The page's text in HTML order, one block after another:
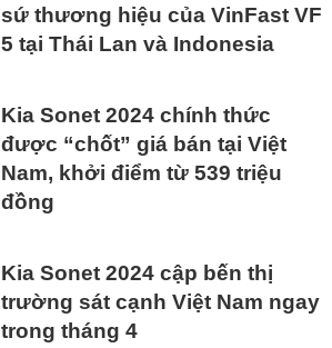
sứ thương hiệu của VinFast VF
5 tại Thái Lan và Indonesia
Kia Sonet 2024 chính thức
được “chốt” giá bán tại Việt
Nam, khởi điểm từ 539 triệu
đồng
Kia Sonet 2024 cập bến thị
trường sát cạnh Việt Nam ngay
trong tháng 4